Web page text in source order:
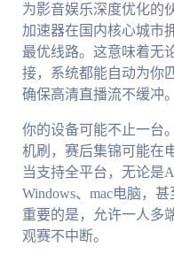
为影音娱乐深度优化的
加速器在国内核心城市
最优线路。这意味着无
接，系统都能自动为你
确保高清直播流不缓冲。
你的设备可能不止一台
机刷，赛后集锦可能在
当支持全平台，无论是
Windows、mac电脑，
重要的是，允许一人多
观赛不中断。